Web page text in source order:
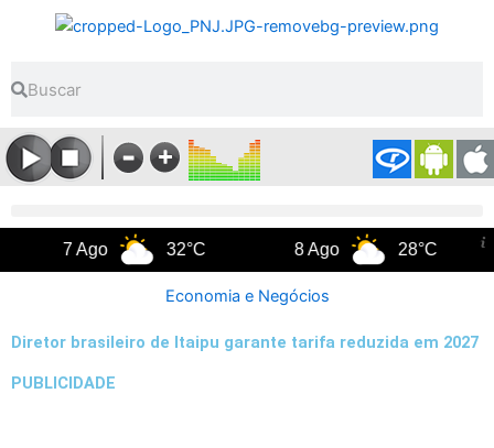
conteúdo
32°C 28°C 9
Economia e Negócios
Diretor brasileiro de Itaipu garante tarifa reduzida em 2027
PUBLICIDADE